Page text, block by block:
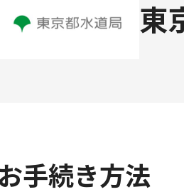
東
お手続き方法